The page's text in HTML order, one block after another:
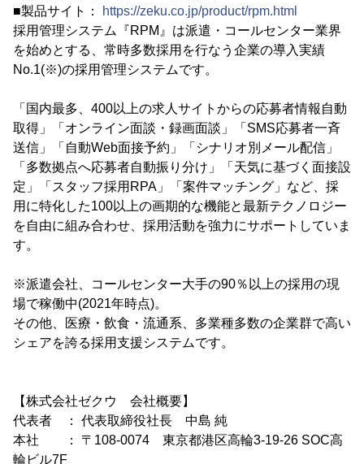
■製品サイト：
https://zeku.co.jp/product/rpm.html
採用管理システム『RPM』は派遣・コールセンター業界
を始めとする、常時多数採用を行なう企業の導入実績
No.1(※)の採用管理システムです。
「国内最多、400以上の求人サイトからの応募者情報自動
取得」「オンライン面談・録画面談」「SMS応募者一斉
送信」「自動Web面接予約」「シナリオ別メール配信」
「多数拠点へ応募者自動振り分け」「天気に基づく面接設
定」「スタッフ採用RPA」「案件マッチング」など、採
用に特化した100以上の画期的な機能と最新テクノロジー
を自由に組み合わせ、採用活動を強力にサポートしていま
す。
※派遣会社、コールセンター大手の90％以上の採用の現
場で稼働中(2021年時点)。
その他、医療・飲食・流通系、多業種多数の企業群で高い
シェアを誇る採用支援システムです。
【株式会社ゼクウ 会社概要】
代表者 ： 代表取締役社長 中島 純
本社 ： 〒108-0074 東京都港区高輪3-19-26 SOC高
輪ビル7F